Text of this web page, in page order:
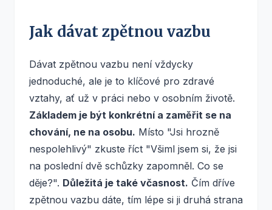
Jak dávat zpětnou vazbu
Dávat zpětnou vazbu není vždycky
jednoduché, ale je to klíčové pro zdravé
vztahy, ať už v práci nebo v osobním životě.
Základem je být konkrétní a zaměřit se na
chování, ne na osobu. Místo "Jsi hrozně
nespolehlivý" zkuste říct "Všiml jsem si, že jsi
na poslední dvě schůzky zapomněl. Co se
děje?". Důležitá je také včasnost. Čím dříve
zpětnou vazbu dáte, tím lépe si ji druhá strana